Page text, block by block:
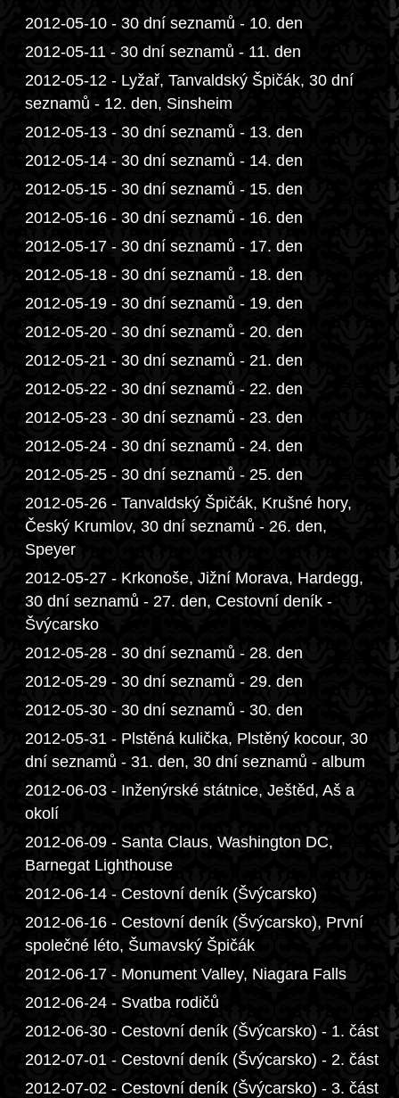
2012-05-10 - 30 dní seznamů - 10. den
2012-05-11 - 30 dní seznamů - 11. den
2012-05-12 - Lyžař, Tanvaldský Špičák, 30 dní
seznamů - 12. den, Sinsheim
2012-05-13 - 30 dní seznamů - 13. den
2012-05-14 - 30 dní seznamů - 14. den
2012-05-15 - 30 dní seznamů - 15. den
2012-05-16 - 30 dní seznamů - 16. den
2012-05-17 - 30 dní seznamů - 17. den
2012-05-18 - 30 dní seznamů - 18. den
2012-05-19 - 30 dní seznamů - 19. den
2012-05-20 - 30 dní seznamů - 20. den
2012-05-21 - 30 dní seznamů - 21. den
2012-05-22 - 30 dní seznamů - 22. den
2012-05-23 - 30 dní seznamů - 23. den
2012-05-24 - 30 dní seznamů - 24. den
2012-05-25 - 30 dní seznamů - 25. den
2012-05-26 - Tanvaldský Špičák, Krušné hory,
Český Krumlov, 30 dní seznamů - 26. den,
Speyer
2012-05-27 - Krkonoše, Jižní Morava, Hardegg,
30 dní seznamů - 27. den, Cestovní deník -
Švýcarsko
2012-05-28 - 30 dní seznamů - 28. den
2012-05-29 - 30 dní seznamů - 29. den
2012-05-30 - 30 dní seznamů - 30. den
2012-05-31 - Plstěná kulička, Plstěný kocour, 30
dní seznamů - 31. den, 30 dní seznamů - album
2012-06-03 - Inženýrské státnice, Ještěd, Aš a
okolí
2012-06-09 - Santa Claus, Washington DC,
Barnegat Lighthouse
2012-06-14 - Cestovní deník (Švýcarsko)
2012-06-16 - Cestovní deník (Švýcarsko), První
společné léto, Šumavský Špičák
2012-06-17 - Monument Valley, Niagara Falls
2012-06-24 - Svatba rodičů
2012-06-30 - Cestovní deník (Švýcarsko) - 1. část
2012-07-01 - Cestovní deník (Švýcarsko) - 2. část
2012-07-02 - Cestovní deník (Švýcarsko) - 3. část